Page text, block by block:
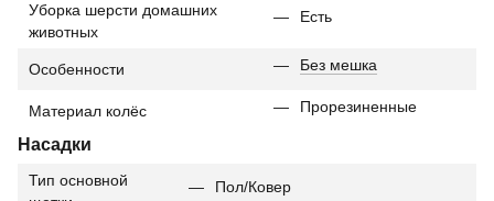
Уборка шерсти домашних
животных
Есть
Особенности Без мешка
Материал колёс Прорезиненные
Насадки
Тип основной
Пол/Ковер